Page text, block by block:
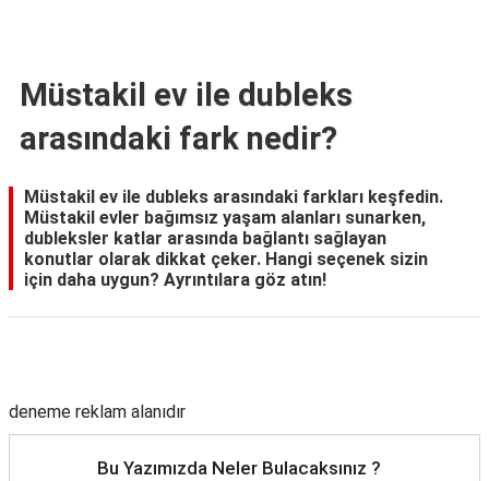
Müstakil ev ile dubleks
arasındaki fark nedir?
Müstakil ev ile dubleks arasındaki farkları keşfedin.
Müstakil evler bağımsız yaşam alanları sunarken,
dubleksler katlar arasında bağlantı sağlayan
konutlar olarak dikkat çeker. Hangi seçenek sizin
için daha uygun? Ayrıntılara göz atın!
deneme reklam alanıdır
Bu Yazımızda Neler Bulacaksınız ?